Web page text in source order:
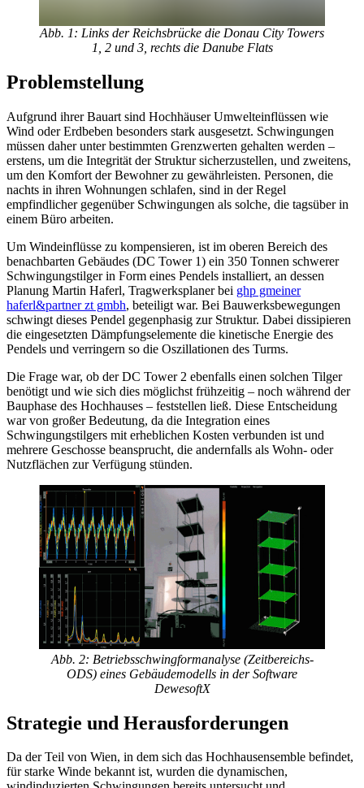
Abb. 1: Links der Reichsbrücke die Donau City Towers
1, 2 und 3, rechts die Danube Flats
Problemstellung
Aufgrund ihrer Bauart sind Hochhäuser Umwelteinflüssen wie
Wind oder Erdbeben besonders stark ausgesetzt. Schwingungen
müssen daher unter bestimmten Grenzwerten gehalten werden –
erstens, um die Integrität der Struktur sicherzustellen, und zweitens,
um den Komfort der Bewohner zu gewährleisten. Personen, die
nachts in ihren Wohnungen schlafen, sind in der Regel
empfindlicher gegenüber Schwingungen als solche, die tagsüber in
einem Büro arbeiten.
Um Windeinflüsse zu kompensieren, ist im oberen Bereich des
benachbarten Gebäudes (DC Tower 1) ein 350 Tonnen schwerer
Schwingungstilger in Form eines Pendels installiert, an dessen
Planung Martin Haferl, Tragwerksplaner bei ghp gmeiner
haferl&partner zt gmbh, beteiligt war. Bei Bauwerksbewegungen
schwingt dieses Pendel gegenphasig zur Struktur. Dabei dissipieren
die eingesetzten Dämpfungselemente die kinetische Energie des
Pendels und verringern so die Oszillationen des Turms.
Die Frage war, ob der DC Tower 2 ebenfalls einen solchen Tilger
benötigt und wie sich dies möglichst frühzeitig – noch während der
Bauphase des Hochhauses – feststellen ließ. Diese Entscheidung
war von großer Bedeutung, da die Integration eines
Schwingungstilgers mit erheblichen Kosten verbunden ist und
mehrere Geschosse beansprucht, die andernfalls als Wohn- oder
Nutzflächen zur Verfügung stünden.
Abb. 2: Betriebsschwingformanalyse (Zeitbereichs-
ODS) eines Gebäudemodells in der Software
DewesoftX
Strategie und Herausforderungen
Da der Teil von Wien, in dem sich das Hochhausensemble befindet,
für starke Winde bekannt ist, wurden die dynamischen,